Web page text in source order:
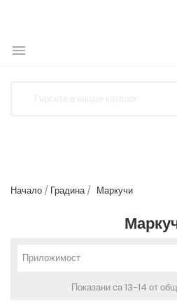

Начало Градина Маркучи
Приложимост
Показани са 13-14 от